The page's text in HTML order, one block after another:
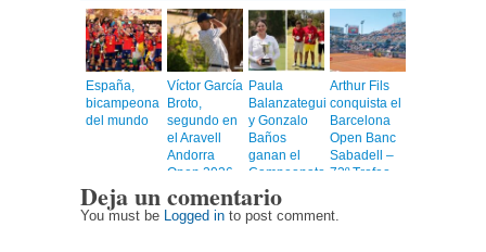
España,
bicampeona
del mundo
Víctor García
Broto,
segundo en
el Aravell
Andorra
Open 2026
Paula
Balanzategui
y Gonzalo
Baños
ganan el
Campeonato
de España
Absoluto
Golf 2026
Arthur Fils
conquista el
Barcelona
Open Banc
Sabadell –
73º Trofeo
Godó
Deja un comentario
You must be Logged in to post comment.